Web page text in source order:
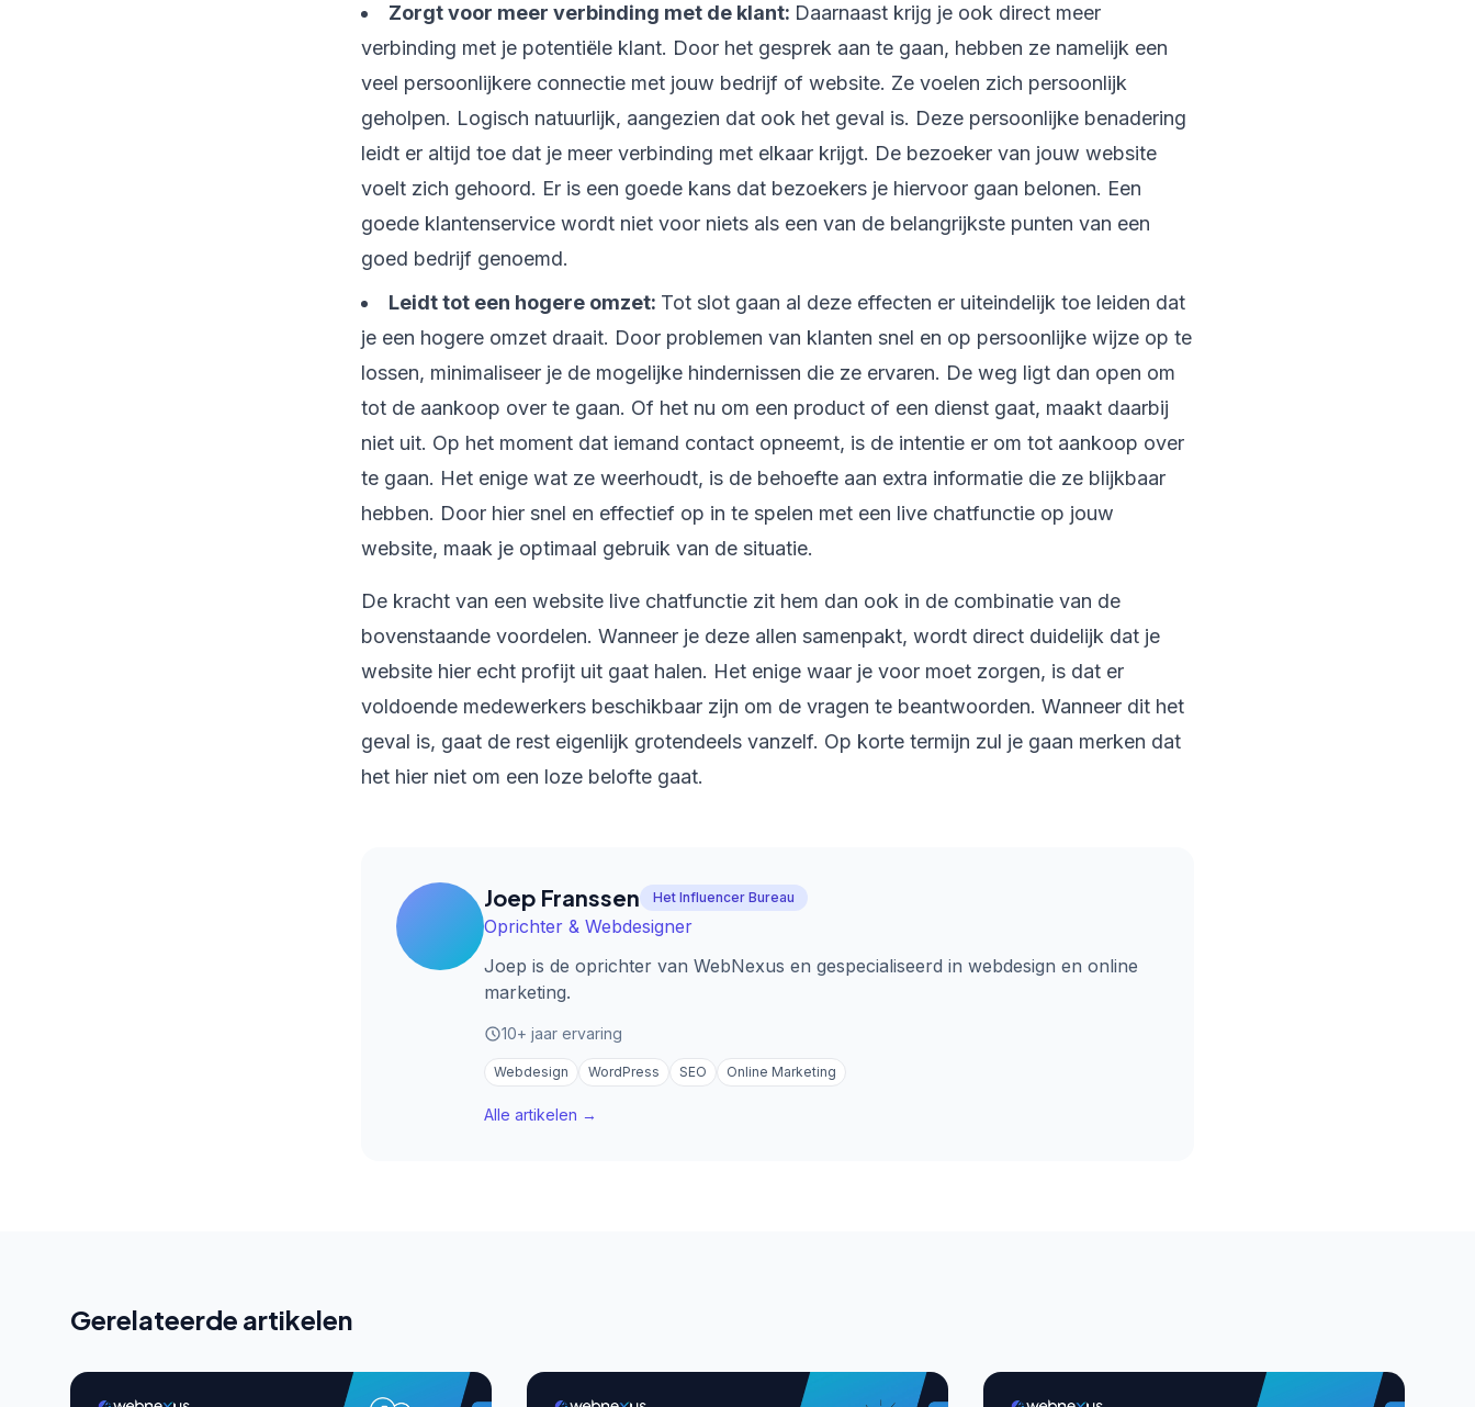
Zorgt voor meer verbinding met de klant: Daarnaast krijg je ook direct meer
verbinding met je potentiële klant. Door het gesprek aan te gaan, hebben ze namelijk een
veel persoonlijkere connectie met jouw bedrijf of website. Ze voelen zich persoonlijk
geholpen. Logisch natuurlijk, aangezien dat ook het geval is. Deze persoonlijke benadering
leidt er altijd toe dat je meer verbinding met elkaar krijgt. De bezoeker van jouw website
voelt zich gehoord. Er is een goede kans dat bezoekers je hiervoor gaan belonen. Een
goede klantenservice wordt niet voor niets als een van de belangrijkste punten van een
goed bedrijf genoemd.
Leidt tot een hogere omzet: Tot slot gaan al deze effecten er uiteindelijk toe leiden dat
je een hogere omzet draait. Door problemen van klanten snel en op persoonlijke wijze op te
lossen, minimaliseer je de mogelijke hindernissen die ze ervaren. De weg ligt dan open om
tot de aankoop over te gaan. Of het nu om een product of een dienst gaat, maakt daarbij
niet uit. Op het moment dat iemand contact opneemt, is de intentie er om tot aankoop over
te gaan. Het enige wat ze weerhoudt, is de behoefte aan extra informatie die ze blijkbaar
hebben. Door hier snel en effectief op in te spelen met een live chatfunctie op jouw
website, maak je optimaal gebruik van de situatie.
De kracht van een website live chatfunctie zit hem dan ook in de combinatie van de
bovenstaande voordelen. Wanneer je deze allen samenpakt, wordt direct duidelijk dat je
website hier echt profijt uit gaat halen. Het enige waar je voor moet zorgen, is dat er
voldoende medewerkers beschikbaar zijn om de vragen te beantwoorden. Wanneer dit het
geval is, gaat de rest eigenlijk grotendeels vanzelf. Op korte termijn zul je gaan merken dat
het hier niet om een loze belofte gaat.
Joep Franssen Het Influencer Bureau
Oprichter & Webdesigner
Joep is de oprichter van WebNexus en gespecialiseerd in webdesign en online
marketing.
10+ jaar ervaring
Webdesign WordPress SEO Online Marketing
Alle artikelen →
Gerelateerde artikelen